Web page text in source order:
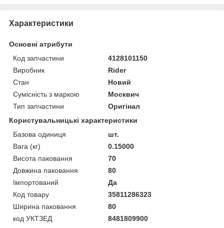
Характеристики
Основні атрибути
Код запчастини
4128101150
Виробник
Rider
Стан
Новий
Сумісність з маркою
Москвич
Тип запчастини
Оригінал
Користувальницькі характеристики
Базова одиниця
шт.
Вага (кг)
0.15000
Висота паковання
70
Довжина паковання
80
Імпортований
Да
Код товару
35811286323
Ширина паковання
80
код УКТЗЕД
8481809900